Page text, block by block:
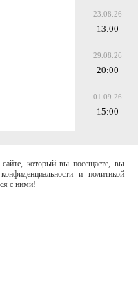
23.08.26
13:00
29.08.26
20:00
01.09.26
15:00
который вы посещаете, вы
и политикой
с ними!